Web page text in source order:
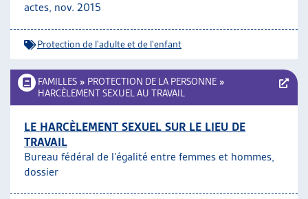
actes, nov. 2015
Protection de l'adulte et de l'enfant
FAMILLES » PROTECTION DE LA PERSONNE »
HARCÈLEMENT SEXUEL AU TRAVAIL
LE HARCÈLEMENT SEXUEL SUR LE LIEU DE
TRAVAIL
Bureau fédéral de l’égalité entre femmes et hommes,
dossier